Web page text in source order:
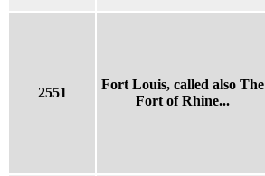
2551
Fort Louis, called also The
Fort of Rhine...